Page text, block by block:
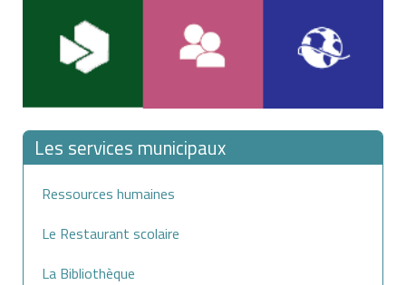
Les services municipaux
Ressources humaines
Le Restaurant scolaire
La Bibliothèque